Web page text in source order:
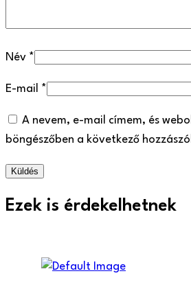
Név *
E-mail *
A nevem, e-mail címem, és
böngészőben a következő
Ezek is érdekelhetnek